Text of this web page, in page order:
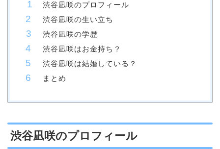
渋谷凪咲のプロフィール
渋谷凪咲の生い立ち
渋谷凪咲の学歴
渋谷凪咲はお金持ち？
渋谷凪咲は結婚している？
まとめ
渋谷凪咲のプロフィール